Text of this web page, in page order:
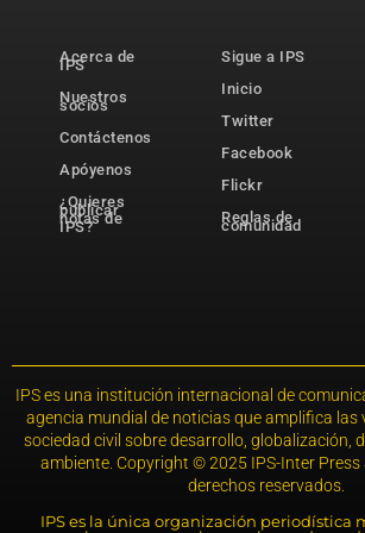
Acerca de
IPS
Nuestros
socios
Contáctenos
Apóyenos
¿Quieres
publicar
notas de
IPS?
Sigue a IPS
Inicio
Twitter
Facebook
Flickr
Reglas de
comunidad
IPS es una institución internacional de
agencia mundial de noticias que amplifica las
sociedad civil sobre desarrollo, globalización,
ambiente. Copyright © 2025 IPS-Inter Press
derechos reservados.
IPS es la única organización periodística